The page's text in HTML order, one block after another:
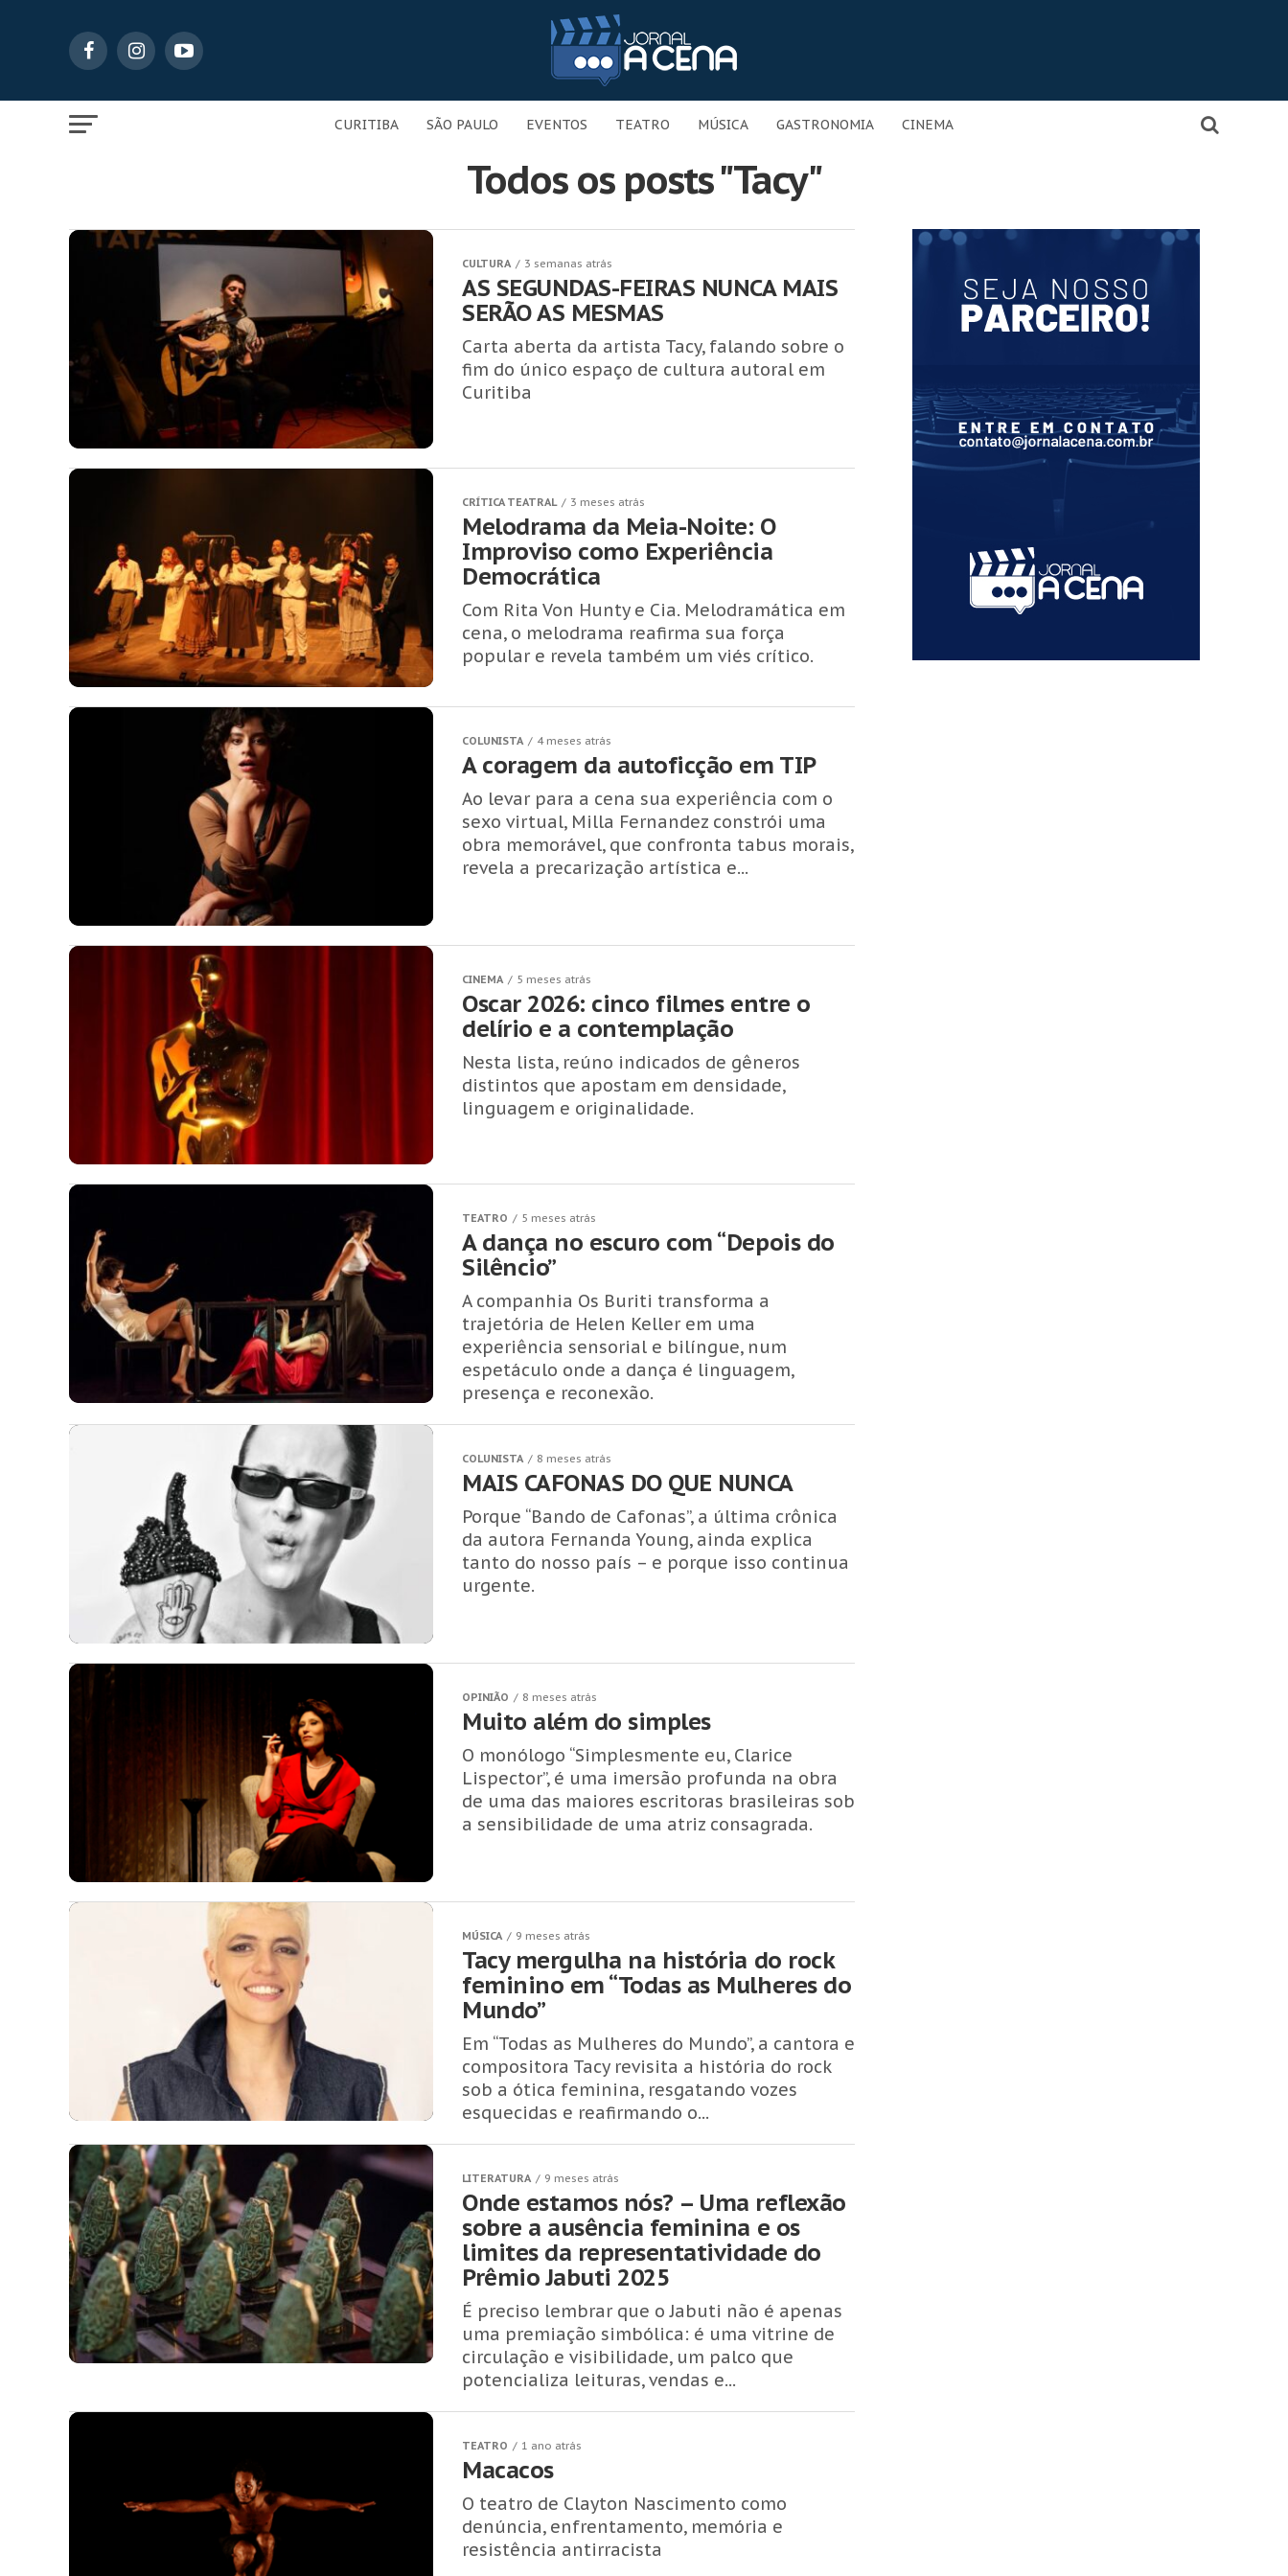
CURITIBA SÃO PAULO EVENTOS TEATRO MÚSICA GASTRONOMIA CINEMA
Todos os posts "Tacy"
CULTURA 3 semanas atrás
AS SEGUNDAS-FEIRAS NUNCA MAIS
SERÃO AS MESMAS
Carta aberta da artista Tacy, falando sobre o
fim do único espaço de cultura autoral em
Curitiba
CRÍTICA TEATRAL 3 meses atrás
Melodrama da Meia-Noite: O
Improviso como Experiência
Democrática
Com Rita Von Hunty e Cia. Melodramática em
cena, o melodrama reafirma sua força
popular e revela também um viés crítico.
COLUNISTA 4 meses atrás
A coragem da autoficção em TIP
Ao levar para a cena sua experiência com o
sexo virtual, Milla Fernandez constrói uma
obra memorável, que confronta tabus morais,
revela a precarização artística e...
CINEMA 5 meses atrás
Oscar 2026: cinco filmes entre o
delírio e a contemplação
Nesta lista, reúno indicados de gêneros
distintos que apostam em densidade,
linguagem e originalidade.
TEATRO 5 meses atrás
A dança no escuro com “Depois do
Silêncio”
A companhia Os Buriti transforma a
trajetória de Helen Keller em uma
experiência sensorial e bilíngue, num
espetáculo onde a dança é linguagem,
presença e reconexão.
COLUNISTA 8 meses atrás
MAIS CAFONAS DO QUE NUNCA
Porque “Bando de Cafonas”, a última crônica
da autora Fernanda Young, ainda explica
tanto do nosso país – e porque isso continua
urgente.
OPINIÃO 8 meses atrás
Muito além do simples
O monólogo “Simplesmente eu, Clarice
Lispector”, é uma imersão profunda na obra
de uma das maiores escritoras brasileiras sob
a sensibilidade de uma atriz consagrada.
MÚSICA 9 meses atrás
Tacy mergulha na história do rock
feminino em “Todas as Mulheres do
Mundo”
Em “Todas as Mulheres do Mundo”, a cantora e
compositora Tacy revisita a história do rock
sob a ótica feminina, resgatando vozes
esquecidas e reafirmando o...
LITERATURA 9 meses atrás
Onde estamos nós? – Uma reflexão
sobre a ausência feminina e os
limites da representatividade do
Prêmio Jabuti 2025
É preciso lembrar que o Jabuti não é apenas
uma premiação simbólica: é uma vitrine de
circulação e visibilidade, um palco que
potencializa leituras, vendas e...
TEATRO 1 ano atrás
Macacos
O teatro de Clayton Nascimento como
denúncia, enfrentamento, memória e
resistência antirracista